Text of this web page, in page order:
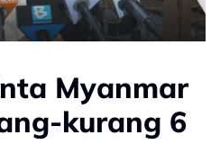
Myanmar
kurang 6